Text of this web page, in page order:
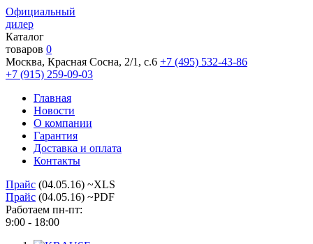
Официальный
дилер
Каталог
товаров 0
Москва, Красная Сосна, 2/1, с.6 +7 (495) 532-43-86
+7 (915) 259-09-03
Главная
Новости
О компании
Гарантия
Доставка и оплата
Контакты
Прайс (04.05.16) ~XLS
Прайс (04.05.16) ~PDF
Работаем пн-пт:
9:00 - 18:00